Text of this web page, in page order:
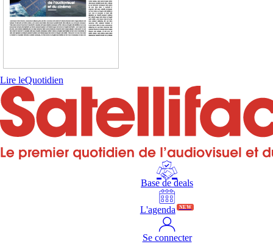
Lire leQuotidien
Base de deals
L'agenda NEW
Se connecter